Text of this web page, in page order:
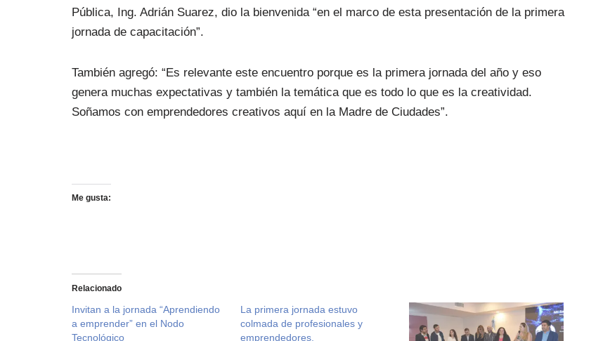
Pública, Ing. Adrián Suarez, dio la bienvenida “en el marco de esta presentación de la primera
jornada de capacitación”.
También agregó: “Es relevante este encuentro porque es la primera jornada del año y eso
genera muchas expectativas y también la temática que es todo lo que es la creatividad.
Soñamos con emprendedores creativos aquí en la Madre de Ciudades”.
Me gusta:
Relacionado
Invitan a la jornada “Aprendiendo
a emprender” en el Nodo
Tecnológico
La primera jornada estuvo
colmada de profesionales y
emprendedores.